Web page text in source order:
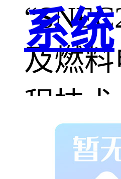
及燃
程技
展览会
系统